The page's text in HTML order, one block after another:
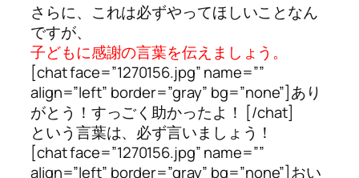
さらに、これは必ずやってほしいことなん
ですが、
子どもに感謝の言葉を伝えましょう。
[chat face=”1270156.jpg” name=””
align=”left” border=”gray” bg=”none”]あり
がとう！すっごく助かったよ！ [/chat]
という言葉は、必ず言いましょう！
[chat face=”1270156.jpg” name=””
align=”left” border=”gray” bg=”none”]おい